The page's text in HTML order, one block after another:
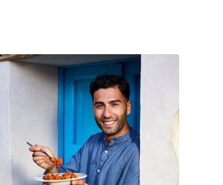
uit de keuken van Big Mamma
meer over De eilandkeuken van Sardinië – kookboek